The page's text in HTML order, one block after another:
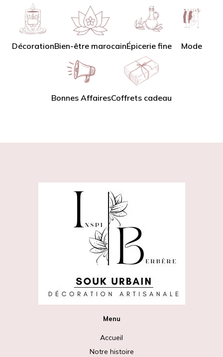
DécorationBien-être marocainÉpicerie fine Mode
Bonnes AffairesCoffrets cadeau
Menu
Accueil
Notre histoire